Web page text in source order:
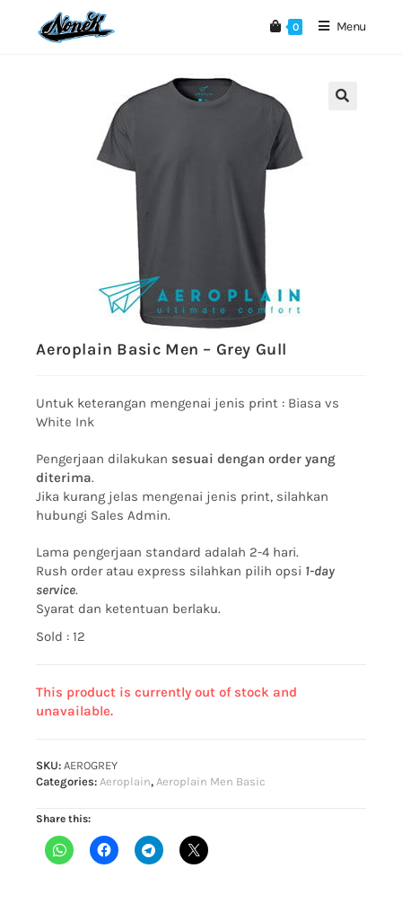
0 Menu
Aeroplain Basic Men – Grey Gull
Untuk keterangan mengenai jenis print : Biasa vs
White Ink
Pengerjaan dilakukan sesuai dengan order yang
diterima.
Jika kurang jelas mengenai jenis print, silahkan
hubungi Sales Admin.
Lama pengerjaan standard adalah 2-4 hari.
Rush order atau express silahkan pilih opsi 1-day
service.
Syarat dan ketentuan berlaku.
Sold : 12
This product is currently out of stock and
unavailable.
SKU:AEROGREY
Categories:Aeroplain,Aeroplain Men Basic
Share this: